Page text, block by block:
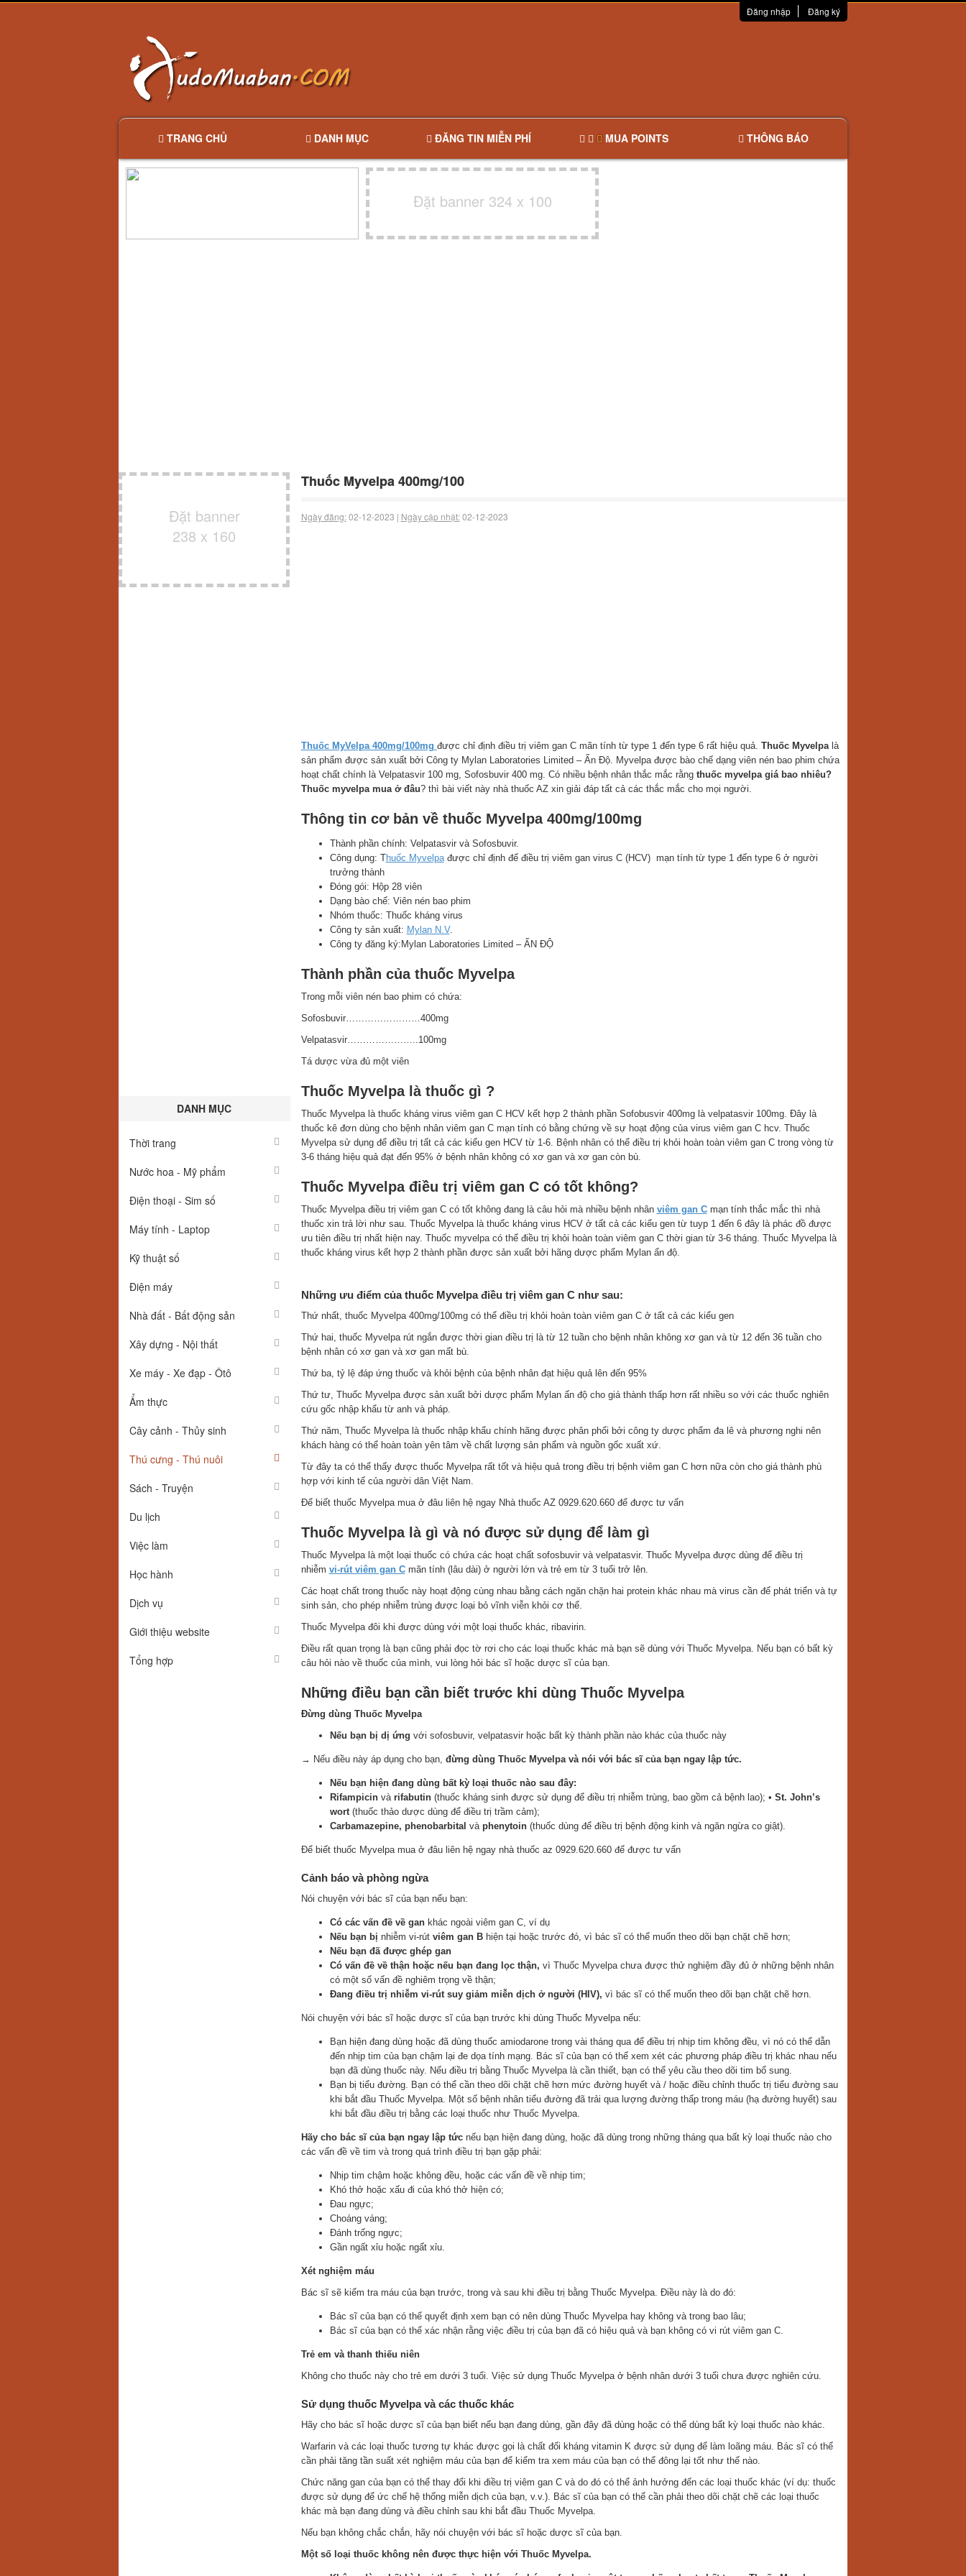
Đăng nhập Đăng ký
TRANG CHỦ DANH MỤC ĐĂNG TIN MIỄN PHÍ MUA POINTS THÔNG BÁO
Đặt banner 324 x 100
Đặt banner
238 x 160
DANH MỤC
Thời trang
Nước hoa - Mỹ phẩm
Điện thoại - Sim số
Máy tính - Laptop
Kỹ thuật số
Điện máy
Nhà đất - Bất động sản
Xây dựng - Nội thất
Xe máy - Xe đạp - Ôtô
Ẩm thực
Cây cảnh - Thủy sinh
Thú cưng - Thú nuôi
Sách - Truyện
Du lịch
Việc làm
Học hành
Dịch vụ
Giới thiệu website
Tổng hợp
Thuốc Myvelpa 400mg/100
Ngày đăng:02-12-2023 | Ngày cập nhật:02-12-2023
Thuốc MyVelpa 400mg/100mg được chỉ định điều trị viêm gan C mãn tính từ type 1 đến type 6 rất hiệu quả. Thuốc Myvelpalà
sản phẩm được sản xuất bởi Công ty Mylan Laboratories Limited – Ấn Độ. Myvelpa được bào chế dạng viên nén bao phim chứa
hoạt chất chính là Velpatasvir 100 mg, Sofosbuvir 400 mg. Có nhiều bệnh nhân thắc mắc rằng thuốc myvelpa giá bao nhiêu?
Thuốc myvelpa mua ở đâu? thì bài viết này nhà thuốc AZ xin giải đáp tất cả các thắc mắc cho mọi người.
Thông tin cơ bản về thuốc Myvelpa 400mg/100mg
Thành phần chính: Velpatasvir và Sofosbuvir.
Công dụng: Thuốc Myvelpađược chỉ định để điều trị viêm gan virus C (HCV) mạn tính từ type 1 đến type 6 ở người
trưởng thành
Đóng gói: Hộp 28 viên
Dạng bào chế: Viên nén bao phim
Nhóm thuốc: Thuốc kháng virus
Công ty sản xuất: Mylan N.V.
Công ty đăng ký:Mylan Laboratories Limited – ẤN ĐỘ
Thành phần của thuốc Myvelpa
Trong mỗi viên nén bao phim có chứa:
Sofosbuvir……………………400mg
Velpatasvir…………………..100mg
Tá dược vừa đủ một viên
Thuốc Myvelpa là thuốc gì ?
Thuốc Myvelpa là thuốc kháng virus viêm gan C HCV kết hợp 2 thành phần Sofobusvir 400mg là velpatasvir 100mg. Đây là
thuốc kê đơn dùng cho bệnh nhân viêm gan C mạn tính có bằng chứng về sự hoạt động của virus viêm gan C hcv. Thuốc
Myvelpa sử dụng để điều trị tất cả các kiểu gen HCV từ 1-6. Bệnh nhân có thể điều trị khỏi hoàn toàn viêm gan C trong vòng từ
3-6 tháng hiệu quả đạt đến 95% ở bệnh nhân không có xơ gan và xơ gan còn bù.
Thuốc Myvelpa điều trị viêm gan C có tốt không?
Thuốc Myvelpa điều trị viêm gan C có tốt không đang là câu hỏi mà nhiều bệnh nhân viêm gan Cmạn tính thắc mắc thì nhà
thuốc xin trả lời như sau. Thuốc Myvelpa là thuốc kháng virus HCV ở tất cả các kiểu gen từ tuyp 1 đến 6 đây là phác đồ được
ưu tiên điều trị nhất hiện nay. Thuốc myvelpa có thể điều trị khỏi hoàn toàn viêm gan C thời gian từ 3-6 tháng. Thuốc Myvelpa là
thuốc kháng virus kết hợp 2 thành phần được sản xuất bởi hãng dược phẩm Mylan ấn độ.
Những ưu điểm của thuốc Myvelpa điều trị viêm gan C như sau:
Thứ nhất, thuốc Myvelpa 400mg/100mg có thể điều trị khỏi hoàn toàn viêm gan C ở tất cả các kiểu gen
Thứ hai, thuốc Myvelpa rút ngắn được thời gian điều trị là từ 12 tuần cho bệnh nhân không xơ gan và từ 12 đến 36 tuần cho
bệnh nhân có xơ gan và xơ gan mất bù.
Thứ ba, tỷ lệ đáp ứng thuốc và khỏi bệnh của bệnh nhân đạt hiệu quả lên đến 95%
Thứ tư, Thuốc Myvelpa được sản xuất bởi dược phẩm Mylan ấn độ cho giá thành thấp hơn rất nhiều so với các thuốc nghiên
cứu gốc nhập khẩu từ anh và pháp.
Thứ năm, Thuốc Myvelpa là thuốc nhập khẩu chính hãng được phân phối bởi công ty dược phẩm đa lê và phương nghi nên
khách hàng có thể hoàn toàn yên tâm về chất lượng sản phẩm và nguồn gốc xuất xứ.
Từ đây ta có thể thấy được thuốc Myvelpa rất tốt và hiệu quả trong điều trị bệnh viêm gan C hơn nữa còn cho giá thành phù
hợp với kinh tế của người dân Việt Nam.
Để biết thuốc Myvelpa mua ở đâu liên hệ ngay Nhà thuốc AZ 0929.620.660 để được tư vấn
Thuốc Myvelpa là gì và nó được sử dụng để làm gì
Thuốc Myvelpa là một loại thuốc có chứa các hoạt chất sofosbuvir và velpatasvir. Thuốc Myvelpa được dùng để điều trị
nhiễm vi-rút viêm gan Cmãn tính (lâu dài) ở người lớn và trẻ em từ 3 tuổi trở lên.
Các hoạt chất trong thuốc này hoạt động cùng nhau bằng cách ngăn chặn hai protein khác nhau mà virus cần để phát triển và tự
sinh sản, cho phép nhiễm trùng được loại bỏ vĩnh viễn khỏi cơ thể.
Thuốc Myvelpa đôi khi được dùng với một loại thuốc khác, ribavirin.
Điều rất quan trọng là bạn cũng phải đọc tờ rơi cho các loại thuốc khác mà bạn sẽ dùng với Thuốc Myvelpa. Nếu bạn có bất kỳ
câu hỏi nào về thuốc của mình, vui lòng hỏi bác sĩ hoặc dược sĩ của bạn.
Những điều bạn cần biết trước khi dùng Thuốc Myvelpa
Đừng dùng Thuốc Myvelpa
Nếu bạn bị dị ứng với sofosbuvir, velpatasvir hoặc bất kỳ thành phần nào khác của thuốc này
→ Nếu điều này áp dụng cho bạn, đừng dùng Thuốc Myvelpa và nói với bác sĩ của bạn ngay lập tức.
Nếu bạn hiện đang dùng bất kỳ loại thuốc nào sau đây:
Rifampicin và rifabutin (thuốc kháng sinh được sử dụng để điều trị nhiễm trùng, bao gồm cả bệnh lao); • St. John’s
wort (thuốc thảo dược dùng để điều trị trầm cảm);
Carbamazepine, phenobarbital và phenytoin (thuốc dùng để điều trị bệnh động kinh và ngăn ngừa co giật).
Để biết thuốc Myvelpa mua ở đâu liên hệ ngay nhà thuốc az 0929.620.660 để được tư vấn
Cảnh báo và phòng ngừa
Nói chuyện với bác sĩ của bạn nếu bạn:
Có các vấn đề về gan khác ngoài viêm gan C, ví dụ
Nếu bạn bị nhiễm vi-rút viêm gan B hiện tại hoặc trước đó, vì bác sĩ có thể muốn theo dõi bạn chặt chẽ hơn;
Nếu bạn đã được ghép gan
Có vấn đề về thận hoặc nếu bạn đang lọc thận, vì Thuốc Myvelpa chưa được thử nghiệm đầy đủ ở những bệnh nhân
có một số vấn đề nghiêm trọng về thận;
Đang điều trị nhiễm vi-rút suy giảm miễn dịch ở người (HIV), vì bác sĩ có thể muốn theo dõi bạn chặt chẽ hơn.
Nói chuyện với bác sĩ hoặc dược sĩ của bạn trước khi dùng Thuốc Myvelpa nếu:
Bạn hiện đang dùng hoặc đã dùng thuốc amiodarone trong vài tháng qua để điều trị nhịp tim không đều, vì nó có thể dẫn
đến nhịp tim của bạn chậm lại đe dọa tính mạng. Bác sĩ của bạn có thể xem xét các phương pháp điều trị khác nhau nếu
bạn đã dùng thuốc này. Nếu điều trị bằng Thuốc Myvelpa là cần thiết, bạn có thể yêu cầu theo dõi tim bổ sung.
Bạn bị tiểu đường. Bạn có thể cần theo dõi chặt chẽ hơn mức đường huyết và / hoặc điều chỉnh thuốc trị tiểu đường sau
khi bắt đầu Thuốc Myvelpa. Một số bệnh nhân tiểu đường đã trải qua lượng đường thấp trong máu (hạ đường huyết) sau
khi bắt đầu điều trị bằng các loại thuốc như Thuốc Myvelpa.
Hãy cho bác sĩ của bạn ngay lập tức nếu bạn hiện đang dùng, hoặc đã dùng trong những tháng qua bất kỳ loại thuốc nào cho
các vấn đề về tim và trong quá trình điều trị bạn gặp phải:
Nhịp tim chậm hoặc không đều, hoặc các vấn đề về nhịp tim;
Khó thở hoặc xấu đi của khó thở hiện có;
Đau ngực;
Choáng váng;
Đánh trống ngực;
Gần ngất xỉu hoặc ngất xỉu.
Xét nghiệm máu
Bác sĩ sẽ kiểm tra máu của bạn trước, trong và sau khi điều trị bằng Thuốc Myvelpa. Điều này là do đó:
Bác sĩ của bạn có thể quyết định xem bạn có nên dùng Thuốc Myvelpa hay không và trong bao lâu;
Bác sĩ của bạn có thể xác nhận rằng việc điều trị của bạn đã có hiệu quả và bạn không có vi rút viêm gan C.
Trẻ em và thanh thiếu niên
Không cho thuốc này cho trẻ em dưới 3 tuổi. Việc sử dụng Thuốc Myvelpa ở bệnh nhân dưới 3 tuổi chưa được nghiên cứu.
Sử dụng thuốc Myvelpa và các thuốc khác
Hãy cho bác sĩ hoặc dược sĩ của bạn biết nếu bạn đang dùng, gần đây đã dùng hoặc có thể dùng bất kỳ loại thuốc nào khác.
Warfarin và các loại thuốc tương tự khác được gọi là chất đối kháng vitamin K được sử dụng để làm loãng máu. Bác sĩ có thể
cần phải tăng tần suất xét nghiệm máu của bạn để kiểm tra xem máu của bạn có thể đông lại tốt như thế nào.
Chức năng gan của bạn có thể thay đổi khi điều trị viêm gan C và do đó có thể ảnh hưởng đến các loại thuốc khác (ví dụ: thuốc
được sử dụng để ức chế hệ thống miễn dịch của bạn, v.v.). Bác sĩ của bạn có thể cần phải theo dõi chặt chẽ các loại thuốc
khác mà bạn đang dùng và điều chỉnh sau khi bắt đầu Thuốc Myvelpa.
Nếu bạn không chắc chắn, hãy nói chuyện với bác sĩ hoặc dược sĩ của bạn.
Một số loại thuốc không nên được thực hiện với Thuốc Myvelpa.